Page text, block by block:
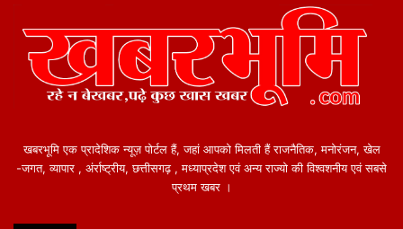
खबरभूमि एक प्रादेशिक न्यूज़ पोर्टल हैं, जहां आपको मिलती हैं राजनैतिक, मनोरंजन, खेल
-जगत, व्यापार , अंर्राष्ट्रीय, छत्तीसगढ़ , मध्याप्रदेश एवं अन्य राज्यो की विश्वशनीय एवं सबसे
प्रथम खबर ।